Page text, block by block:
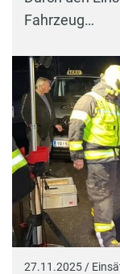
Fahrzeug…
27.11.2025 /